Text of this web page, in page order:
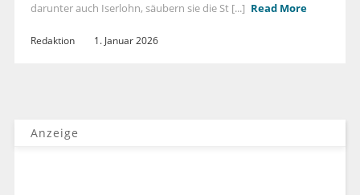
darunter auch Iserlohn, säubern sie die St [...] Read More
Redaktion 1. Januar 2026
Anzeige